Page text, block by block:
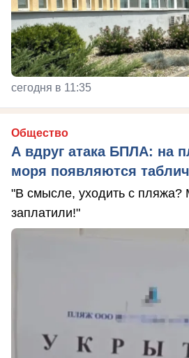
сегодня в 11:35
Общество
А вдруг атака БПЛА: на
моря появляются
"В смысле, уходить с пляжа?
заплатили!"